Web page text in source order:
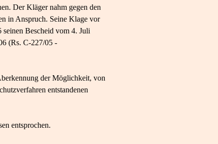
Der Kläger nahm gegen den
in Anspruch. Seine Klage vor
seinen Bescheid vom 4. Juli
(Rs. C-227/05 -
der Möglichkeit, von
entstandenen
entsprochen.